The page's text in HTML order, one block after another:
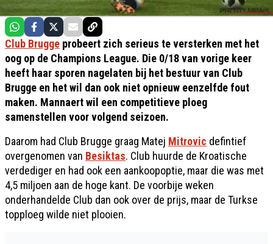
Club Brugge probeert zich serieus te versterken met het
oog op de Champions League. Die 0/18 van vorige keer
heeft haar sporen nagelaten bij het bestuur van Club
Brugge en het wil dan ook niet opnieuw eenzelfde fout
maken. Mannaert wil een competitieve ploeg
samenstellen voor volgend seizoen.
Daarom had Club Brugge graag Matej Mitrovic defintief
overgenomen van Besiktas. Club huurde de Kroatische
verdediger en had ook een aankoopoptie, maar die was met
4,5 miljoen aan de hoge kant. De voorbije weken
onderhandelde Club dan ook over de prijs, maar de Turkse
topploeg wilde niet plooien.